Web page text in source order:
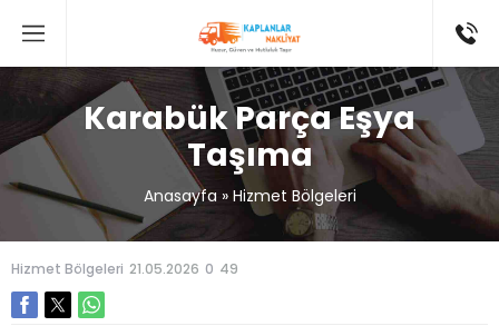
Karabük Parça Eşya
Taşıma
Anasayfa» Hizmet Bölgeleri
Hizmet Bölgeleri 21.05.2026 0 49